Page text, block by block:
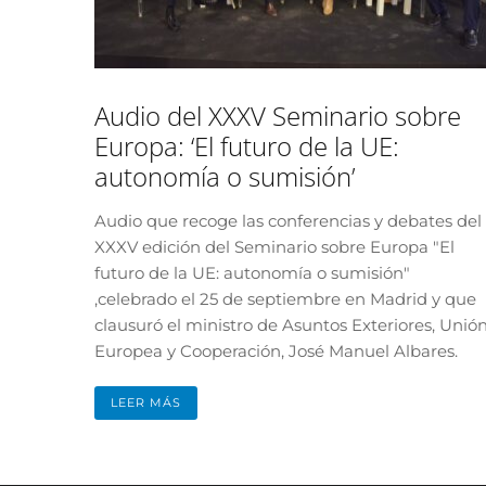
Audio del XXXV Seminario sobre
Europa: ‘El futuro de la UE:
autonomía o sumisión’
Audio que recoge las conferencias y debates del
XXXV edición del Seminario sobre Europa "El
futuro de la UE: autonomía o sumisión"
,celebrado el 25 de septiembre en Madrid y que
clausuró el ministro de Asuntos Exteriores,
Europea y Cooperación, José Manuel Albares.
LEER MÁS